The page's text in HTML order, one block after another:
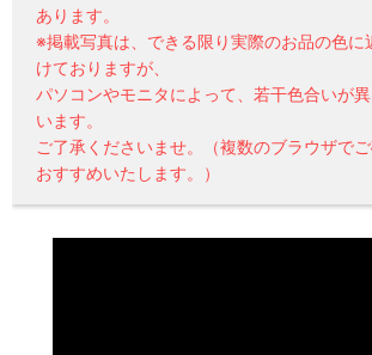
あります。
※掲載写真は、できる限り実際のお品の色に
けておりますが、
パソコンやモニタによって、若干色合いが
います。
ご了承くださいませ。（複数のブラウザで
おすすめいたします。）